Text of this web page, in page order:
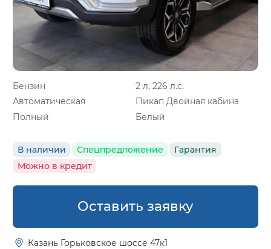
Бензин
2 л, 226 л.с.
Автоматическая
Пикап Двойная кабина
Полный
Белый
В наличии Спецпредложение
Гарантия
Можно в кредит
Оставить заявку
Казань Горьковское шоссе 47к1